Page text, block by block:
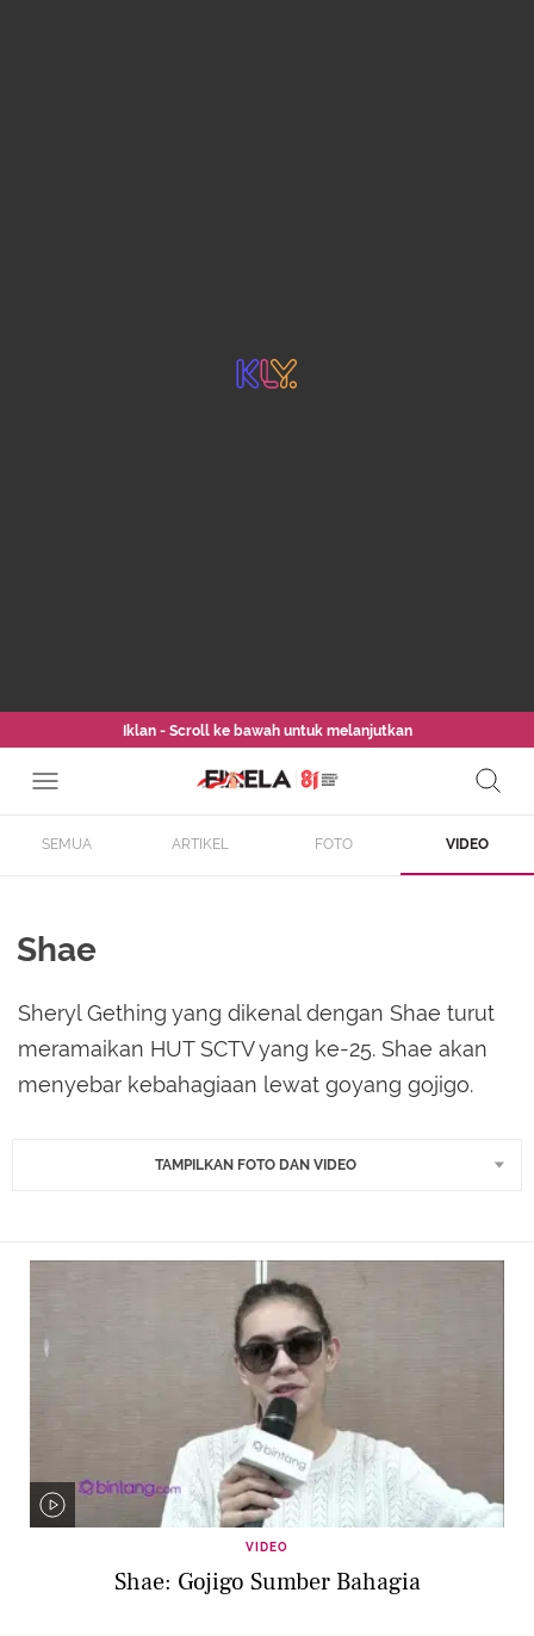
Iklan - Scroll ke bawah untuk melanjutkan
SEMUA ARTIKEL FOTO VIDEO
Shae
Sheryl Gething yang dikenal dengan Shae turut
meramaikan HUT SCTV yang ke-25. Shae akan
menyebar kebahagiaan lewat goyang gojigo.
TAMPILKAN FOTO DAN VIDEO
VIDEO
Shae: Gojigo Sumber Bahagia